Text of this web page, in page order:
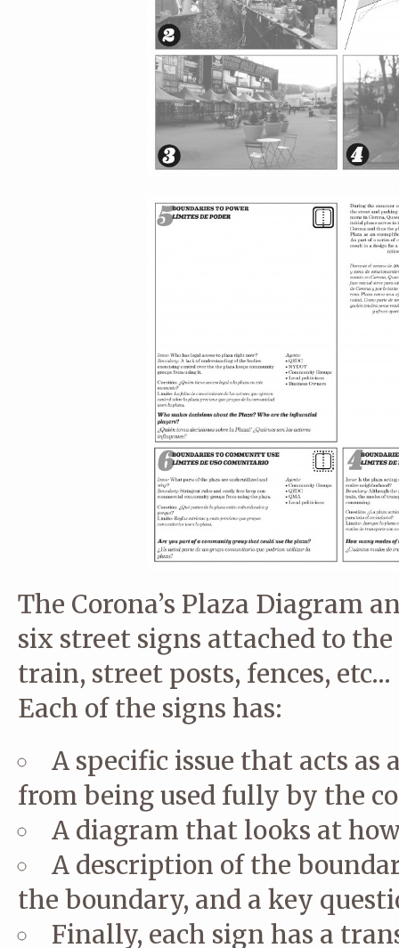
The Corona’s Plaza Diagram
six street signs attached to
train, street posts, fences, etc…
Each of the signs has:
A specific issue that acts as
from being used fully by the
A diagram that looks at
A description of the
the boundary, and a key
Finally, each sign has a